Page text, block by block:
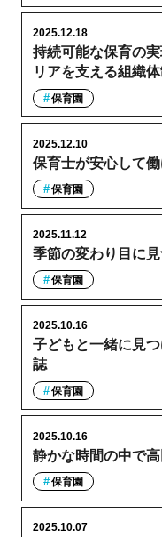
持続可能な保育の
リアを支える組織
2025.12.18
保育園
保育士が安心して
2025.12.10
保育園
季節の変わり目に
2025.11.12
保育園
子どもと一緒に見
誌
2025.10.16
保育園
静かな時間の中で
2025.10.16
保育園
2025.10.07